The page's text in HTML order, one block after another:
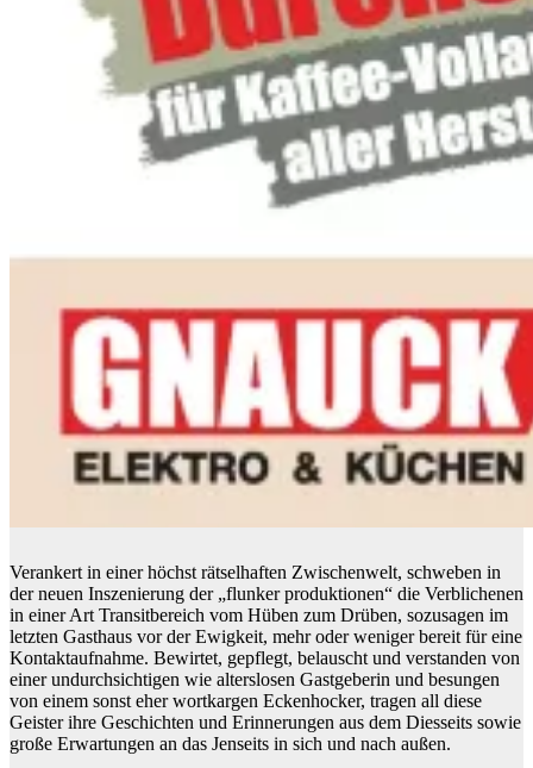
Verankert in einer höchst rätselhaften Zwischenwelt, schweben in
der neuen Inszenierung der „flunker produktionen“ die Verblichenen
in einer Art Transitbereich vom Hüben zum Drüben, sozusagen im
letzten Gasthaus vor der Ewigkeit, mehr oder weniger bereit für eine
Kontaktaufnahme. Bewirtet, gepflegt, belauscht und verstanden von
einer undurchsichtigen wie alterslosen Gastgeberin und besungen
von einem sonst eher wortkargen Eckenhocker, tragen all diese
Geister ihre Geschichten und Erinnerungen aus dem Diesseits sowie
große Erwartungen an das Jenseits in sich und nach außen.